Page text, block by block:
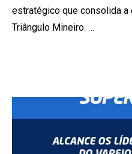
estratégico que consolida a
Triângulo Mineiro. …